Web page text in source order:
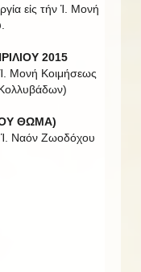
εἰς τήν Ἱ. Μονή
2015
Ἱ. Μονή Κοιμήσεως
ΘΩΜΑ)
Ἱ. Ναόν Ζωοδόχου